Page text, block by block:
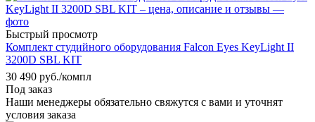
Быстрый просмотр
Комплект студийного оборудования Falcon Eyes KeyLight II
3200D SBL KIT
30 490 руб./компл
Под заказ
Наши менеджеры обязательно свяжутся с вами и уточнят
условия заказа